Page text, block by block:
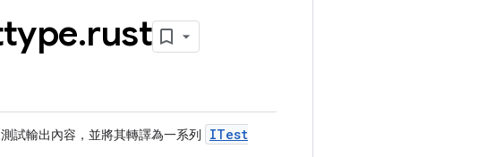
.rust
試輸出內容，並將其轉譯為一系列
ITest